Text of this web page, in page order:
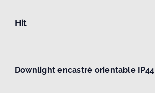
Hit
Downlight encastré orientable IP44